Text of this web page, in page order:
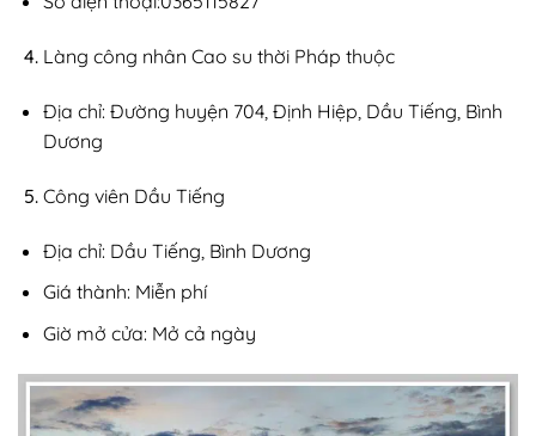
Làng công nhân Cao su thời Pháp thuộc
Địa chỉ: Đường huyện 704, Định Hiệp, Dầu Tiếng, Bình
Dương
Công viên Dầu Tiếng
Địa chỉ: Dầu Tiếng, Bình Dương
Giá thành: Miễn phí
Giờ mở cửa: Mở cả ngày